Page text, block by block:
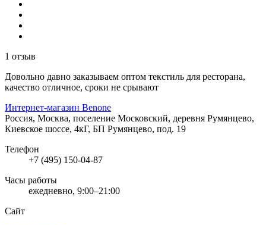
1 отзыв
Довольно давно заказываем оптом текстиль для ресторана,
качество отличное, сроки не срывают
Интернет-магазин Benone
Россия, Москва, поселение Московский, деревня Румянцево,
Киевское шоссе, 4кГ, БП Румянцево, под. 19
Телефон
+7 (495) 150-04-87
Часы работы
ежедневно, 9:00–21:00
Сайт